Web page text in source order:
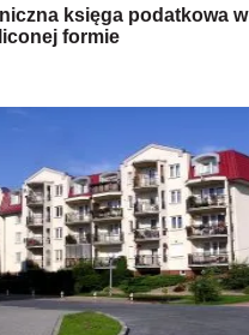
księga podatkowa w
formie